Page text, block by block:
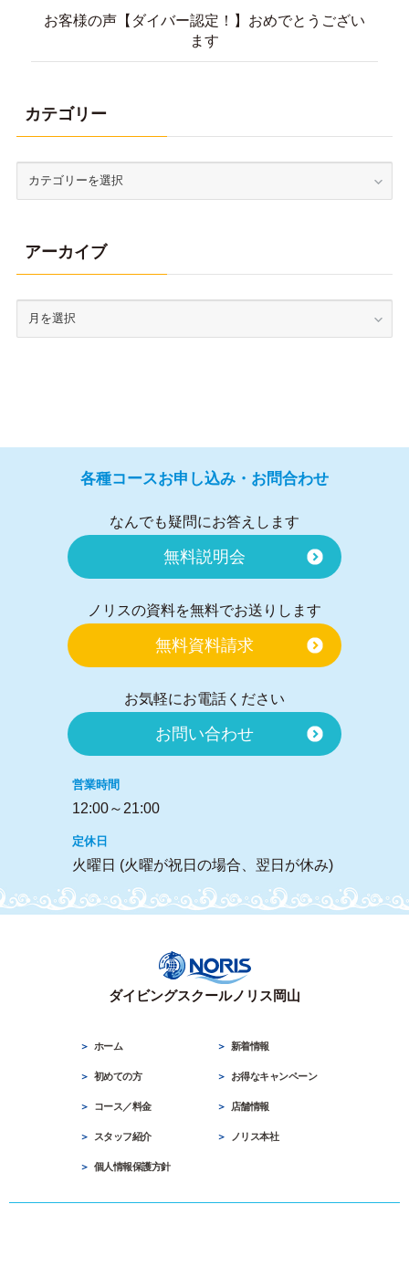
お客様の声【ダイバー認定！】おめでとうござい
ます
カテゴリー
アーカイブ
各種コースお申し込み・お問合わせ
なんでも疑問にお答えします
無料説明会
ノリスの資料を無料でお送りします
無料資料請求
お気軽にお電話ください
お問い合わせ
営業時間
12:00～21:00
定休日
火曜日 (火曜が祝日の場合、翌日が休み)
ダイビングスクールノリス岡山
ホーム 新着情報
初めての方 お得なキャンペーン
コース／料金 店舗情報
スタッフ紹介 ノリス本社
個人情報保護方針